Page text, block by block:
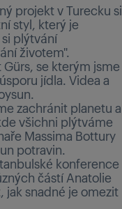
projekt v Turecku si
styl, který je
plýtvání
životem".
se kterým jsme
jídla. Videa a
zachránit planetu a
všichni plýtváme
Massima Bottury
potravin.
konference
částí Anatolie
jak snadné je omezit